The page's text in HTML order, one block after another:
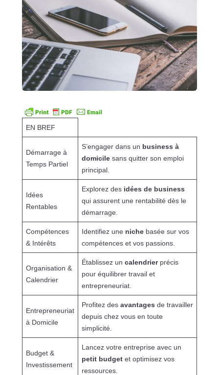
EN BREF
Démarrage à
Temps Partiel
S’engager dans un business à
domicilesans quitter son emploi
principal.
Idées
Rentables
Explorez des idées de business
qui assurent une rentabilité dès le
démarrage.
Compétences
& Intérêts
Identifiez une nichebasée sur vos
compétences et vos passions.
Organisation &
Calendrier
Établissez un calendrierprécis
pour équilibrer travail et
entrepreneuriat.
Entrepreneuriat
à Domicile
Profitez des avantages de travailler
depuis chez vous en toute
simplicité.
Budget &
Investissement
Lancez votre entreprise avec un
petit budgetet optimisez vos
ressources.